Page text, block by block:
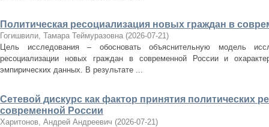
Политическая ресоциализация новых граждан в
Гогишвили, Тамара Теймуразовна (2026-07-21)
Цель исследования – обосновать объяснительную модель
ресоциализации новых граждан в современной России и
эмпирических данных. В результате ...
Сетевой дискурс как фактор принятия политических
современной России
Харитонов, Андрей Андреевич (2026-07-21)